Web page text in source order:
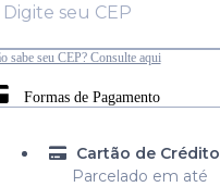
sabe seu CEP? Consulte aqui
Formas de Pagamento
Cartão de Crédito
Parcelado em até